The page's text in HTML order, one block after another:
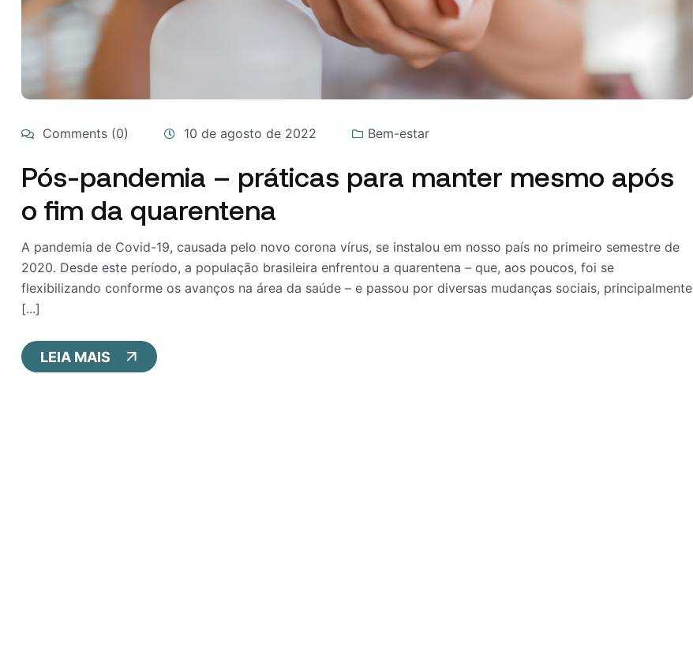
Comments (0) 10 de agosto de 2022 Bem-estar
Pós-pandemia – práticas para manter mesmo após
o fim da quarentena
A pandemia de Covid-19, causada pelo novo corona vírus, se instalou em nosso país no primeiro semestre de
2020. Desde este período, a população brasileira enfrentou a quarentena – que, aos poucos, foi se
flexibilizando conforme os avanços na área da saúde – e passou por diversas mudanças sociais, principalmente
[...]
LEIA MAIS